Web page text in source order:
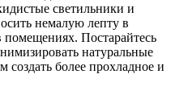
светильники и
немалую лепту в
Постарайтесь
натуральные
создать более прохладное и